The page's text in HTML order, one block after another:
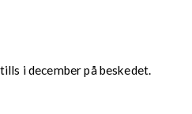
i december på beskedet.